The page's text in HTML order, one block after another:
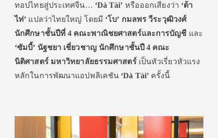
ทอปไทยสู่ประเทศจีน… ‘Dà Tài’ หรือออกเสียงว่า ‘ต้า
ไท่’ แปลว่าไทยใหญ่ โดยมี ‘โบ’ กมลพร วีระวุฒิวงศ์
นักศึกษาชั้นปีที่ 4 คณะพาณิชยศาสตร์และการบัญชี และ
‘ซัมบี้’ นัฐชยา เชี่ยวชาญ นักศึกษาชั้นปี 4 คณะ
นิติศาสตร์ มหาวิทยาลัยธรรมศาสตร์เป็นหัวเรี่ยวหัวแรง
หลักในการพัฒนาแอปพลิเคชัน ‘Dà Tài’ ครั้งนี้